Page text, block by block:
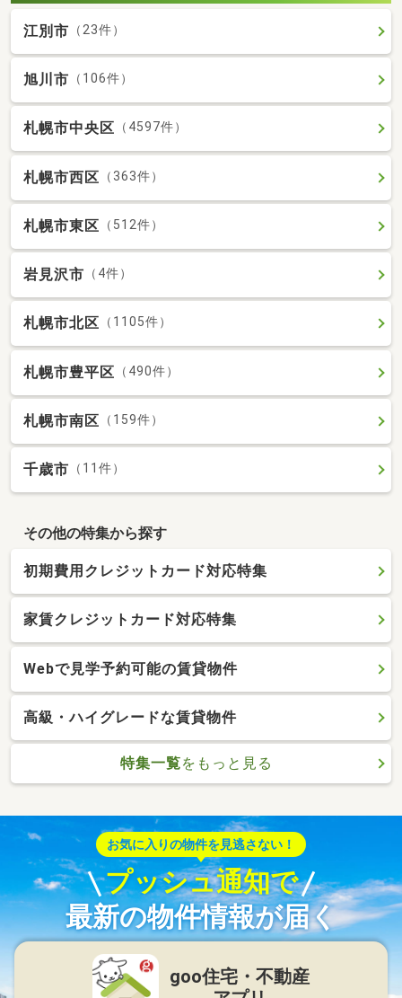
江別市 （23件）
旭川市 （106件）
札幌市中央区 （4597件）
札幌市西区 （363件）
札幌市東区 （512件）
岩見沢市 （4件）
札幌市北区 （1105件）
札幌市豊平区 （490件）
札幌市南区 （159件）
千歳市 （11件）
その他の特集から探す
初期費用クレジットカード対応特集
家賃クレジットカード対応特集
Webで見学予約可能の賃貸物件
高級・ハイグレードな賃貸物件
特集一覧をもっと見る
お気に入りの物件を見逃さない！
プッシュ通知で
最新の物件情報が届く
goo住宅・不動産